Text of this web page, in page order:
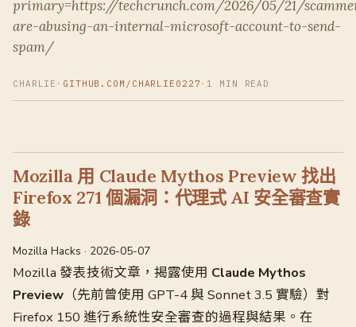
primary=https://techcrunch.com/2026/05/21/
are-abusing-an-internal-microsoft-account-to-send-
spam/
CHARLIE · GITHUB.COM/CHARLIE0227 · 1 MIN READ
Mozilla 用 Claude Mythos Preview 找出
Firefox 271 個漏洞：代理式 AI 安全審查實
錄
Mozilla Hacks · 2026-05-07
Mozilla 發表技術文章，揭露使用 Claude Mythos
Preview （先前曾使用 GPT-4 與 Sonnet 3.5 實驗）對
Firefox 150 進行系統性安全審查的過程與結果。在